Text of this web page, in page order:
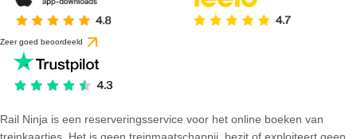
Zeer goed beoordeeld
Rail Ninja is een reserveringsservice voor het online boeken van